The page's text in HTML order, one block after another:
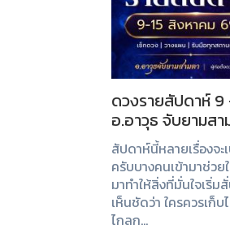
ดวงรายสัปดาห์ 9
อ.อาวุธ จับยามส
สัปดาห์นี้หลายเรื่องจะ
ครับบางคนเข้ามาช่วย
มาทำให้สิ่งที่มั่นใจเริ่ม
เห็นชัดว่า ใครควรเก็บ
ไกลก...